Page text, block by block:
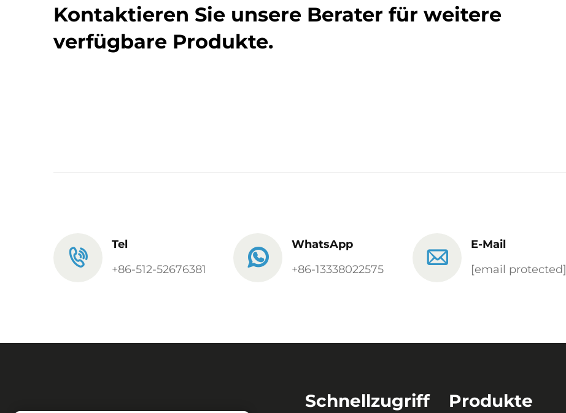
Kontaktieren Sie unsere Berater für weitere
verfügbare Produkte.
Tel
+86-512-52676381
WhatsApp
+86-13338022575
E-Mail
[email protected]
Schnellzugriff Produkte